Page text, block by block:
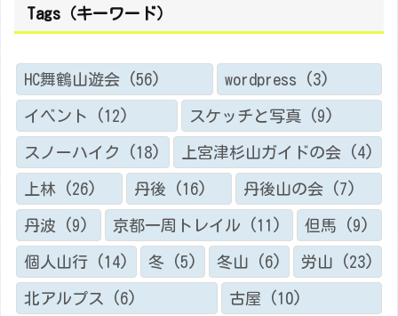
去
）
Tags（キーワード）
HC舞鶴山遊会 (56) wordpress (3)
イベント (12) スケッチと写真(9)
スノーハイク (18) 上宮津杉山ガイドの会(4)
上林 (26) 丹後 (16) 丹後山の会 (7)
丹波 (9) 京都一周トレイル (11) 但馬 (9)
個人山行 (14) 冬 (5) 冬山 (6) 労山 (23)
北アルプス (6) 古屋 (10)